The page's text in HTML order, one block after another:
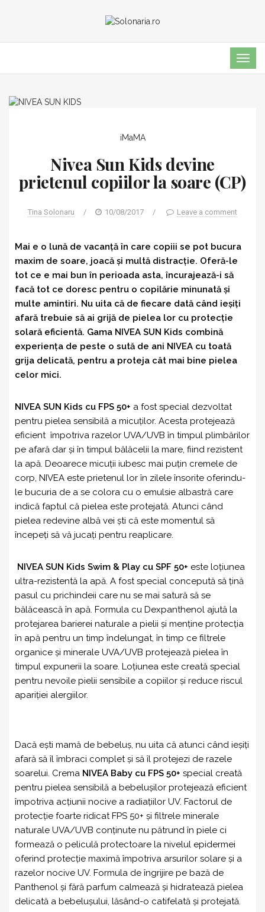
iMaMA
Nivea Sun Kids devine
prietenul copiilor la soare (CP)
Tina Solonaru / 10/08/2017 / Leave a comment
Mai e o lună de vacanță în care copiii se pot bucura
maxim de soare, joacă și multă distracție. Oferă-le
tot ce e mai bun în perioada asta, încurajează-i să
facă tot ce doresc pentru o copilărie minunată și
multe amintiri. Nu uita că de fiecare dată când ieșiți
afară trebuie să ai grijă de pielea lor cu protecție
solară eficientă. Gama NIVEA SUN Kids combină
experiența de peste o sută de ani NIVEA cu toată
grija delicată, pentru a proteja cât mai bine pielea
celor mici.
NIVEA SUN Kids cu FPS 50+ a fost special dezvoltat
pentru pielea sensibilă a micuților. Acesta protejează
eficient împotriva razelor UVA/UVB în timpul plimbărilor
pe afară dar și în timpul bălăcelii la mare, fiind rezistent
la apă. Deoarece micuții iubesc mai puțin cremele de
corp, NIVEA este prietenul lor în zilele însorite oferindu-
le bucuria de a se colora cu o emulsie albastră care
indică faptul că pielea este protejată. Atunci când
pielea redevine albă vei ști că este momentul să
începeți să vă jucați pentru reaplicare.
NIVEA SUN Kids Swim & Play cu SPF 50+ este loțiunea
ultra-rezistentă la apă. A fost special concepută să țină
pasul cu prichindeii care nu se mai satură să se
bălăcească în apă. Formula cu Dexpanthenol ajută la
protejarea barierei naturale a pielii și menține protecția
în apă pentru un timp îndelungat, în timp ce filtrele
organice și minerale UVA/UVB protejează pielea în
timpul expunerii la soare. Loțiunea este creată special
pentru nevoile pielii sensibile a copiilor și reduce riscul
apariției alergiilor.
Dacă ești mamă de bebeluş, nu uita că atunci când ieșiți
afară să îl îmbraci complet și să îl protejezi de razele
soarelui. Crema NIVEA Baby cu FPS 50+ special creată
pentru pielea sensibilă a bebelușilor protejează eficient
împotriva acțiunii nocive a radiațiilor UV. Factorul de
protecție foarte ridicat FPS 50+ și filtrele minerale
naturale UVA/UVB conținute nu pătrund în piele ci
formează o peliculă protectoare la nivelul epidermei
oferind protecție maximă împotriva arsurilor solare și a
razelor nocive UV. Formula de îngrijire pe bază de
Panthenol și fără parfum calmează și hidratează pielea
delicată a bebelușului, lăsând-o catifelată și protejată.